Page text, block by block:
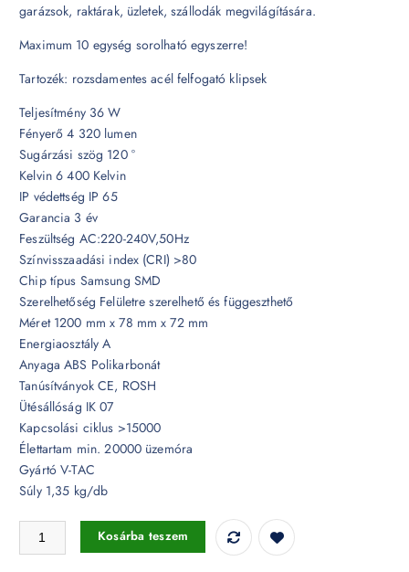
garázsok, raktárak, üzletek, szállodák megvilágítására.
Maximum 10 egység sorolható egyszerre!
Tartozék: rozsdamentes acél felfogató klipsek
Teljesítmény 36 W
Fényerő 4 320 lumen
Sugárzási szög 120 °
Kelvin 6 400 Kelvin
IP védettség IP 65
Garancia 3 év
Feszültség AC:220-240V,50Hz
Színvisszaadási index (CRI) >80
Chip típus Samsung SMD
Szerelhetőség Felületre szerelhető és függeszthető
Méret 1200 mm x 78 mm x 72 mm
Energiaosztály A
Anyaga ABS Polikarbonát
Tanúsítványok CE, ROSH
Ütésállóság IK 07
Kapcsolási ciklus >15000
Élettartam min. 20000 üzemóra
Gyártó V-TAC
Súly 1,35 kg/db
36W Sorolható LED Vízálló lámpa Samsung chip opál búra 120 cm
Kosárba teszem